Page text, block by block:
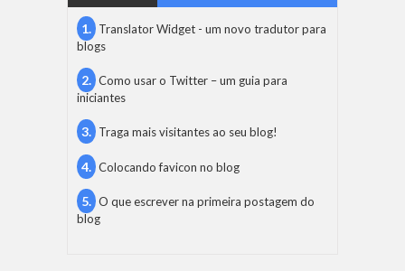
Translator Widget - um novo tradutor para
blogs
Como usar o Twitter – um guia para
iniciantes
Traga mais visitantes ao seu blog!
Colocando favicon no blog
O que escrever na primeira postagem do
blog